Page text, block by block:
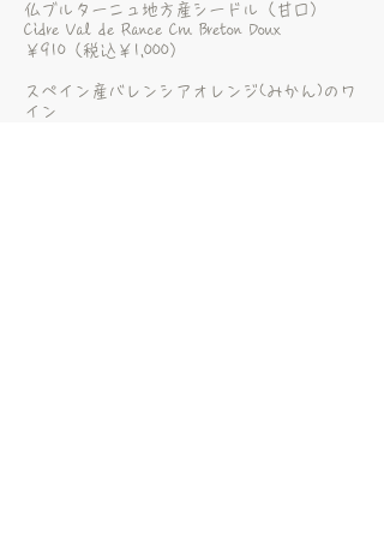
仏ブルターニュ地方産シードル（甘口）
Cidre Val de Rance Cru Breton Doux
￥910（税込￥1,000）
スペイン産バレンシアオレンジ(みかん)のワ
イン